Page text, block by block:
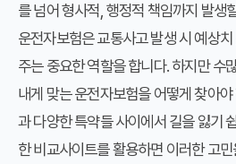
를 넘어 형사적, 행정적 책임까지 발생
운전자보험은 교통사고 발생 시 예상
주는 중요한 역할을 합니다. 하지만 수
내게 맞는 운전자보험을 어떻게 찾아
과 다양한 특약들 사이에서 길을 잃기
한비교사이트를 활용하면 이러한 고